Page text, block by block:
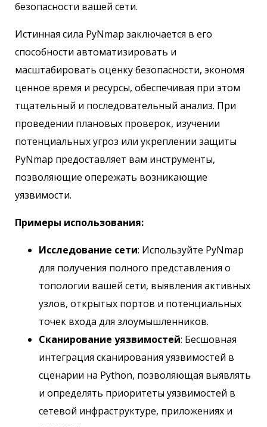
безопасности вашей сети.
Истинная сила PyNmap заключается в его
способности автоматизировать и
масштабировать оценку безопасности, экономя
ценное время и ресурсы, обеспечивая при этом
тщательный и последовательный анализ. При
проведении плановых проверок, изучении
потенциальных угроз или укреплении защиты
PyNmap предоставляет вам инструменты,
позволяющие опережать возникающие
уязвимости.
Примеры использования:
Исследование сети: Используйте PyNmap
для получения полного представления о
топологии вашей сети, выявления активных
узлов, открытых портов и потенциальных
точек входа для злоумышленников.
Сканирование уязвимостей: Бесшовная
интеграция сканирования уязвимостей в
сценарии на Python, позволяющая выявлять
и определять приоритеты уязвимостей в
сетевой инфраструктуре, приложениях и